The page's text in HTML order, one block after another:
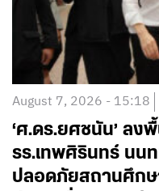
August 7, 2026 - 15:18
‘ศ.ดร.ยศชนัน’ ลง
รร.เทพศิรินทร์ นน
ปลอดภัยสถานศึกษ